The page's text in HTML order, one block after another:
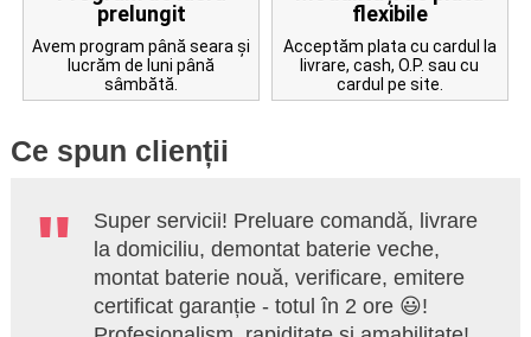
prelungit
Avem program până seara și
lucrăm de luni până
sâmbătă.
flexibile
Acceptăm plata cu cardul la
livrare, cash, O.P. sau cu
cardul pe site.
Ce spun clienții
Super servicii! Preluare comandă, livrare
la domiciliu, demontat baterie veche,
montat baterie nouă, verificare, emitere
certificat garanție - totul în 2 ore 😃!